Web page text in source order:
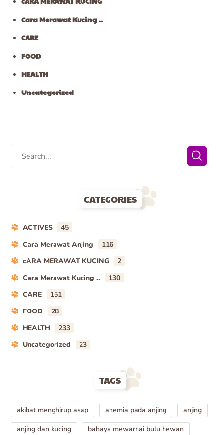
Cara Merawat Kucing ..
CARE
FOOD
HEALTH
Uncategorized
CATEGORIES
ACTIVES
45
Cara Merawat Anjing
116
cARA MERAWAT KUCING
2
Cara Merawat Kucing ..
130
CARE
151
FOOD
28
HEALTH
233
Uncategorized
23
TAGS
akibat menghirup asap anemia pada anjing
anjing
anjing dan kucing
bahaya mewarnai bulu hewan